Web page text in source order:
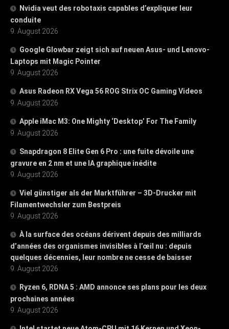
Nvidia veut des robotaxis capables d’expliquer leur
conduite
9. August 2026
Google Glowbar zeigt sich auf neuen Asus- und Lenovo-
Laptops mit Magic Pointer
9. August 2026
Asus Radeon RX Vega 56 ROG Strix OC Gaming Videos
9. August 2026
Apple iMac M3: One Mighty ‘Desktop’ For The Family
9. August 2026
Snapdragon 8 Elite Gen 6 Pro : une fuite dévoile une
gravure en 2 nm et une IA graphique inédite
9. August 2026
Viel günstiger als der Marktführer – 3D-Drucker mit
Filamentwechsler zum Bestpreis
9. August 2026
À la surface des océans dérivent depuis des milliards
d’années des organismes invisibles à l’œil nu : depuis
quelques décennies, leur nombre ne cesse de baisser
9. August 2026
Ryzen 6, RDNA 5 : AMD annonce ses plans pour les deux
prochaines années
9. August 2026